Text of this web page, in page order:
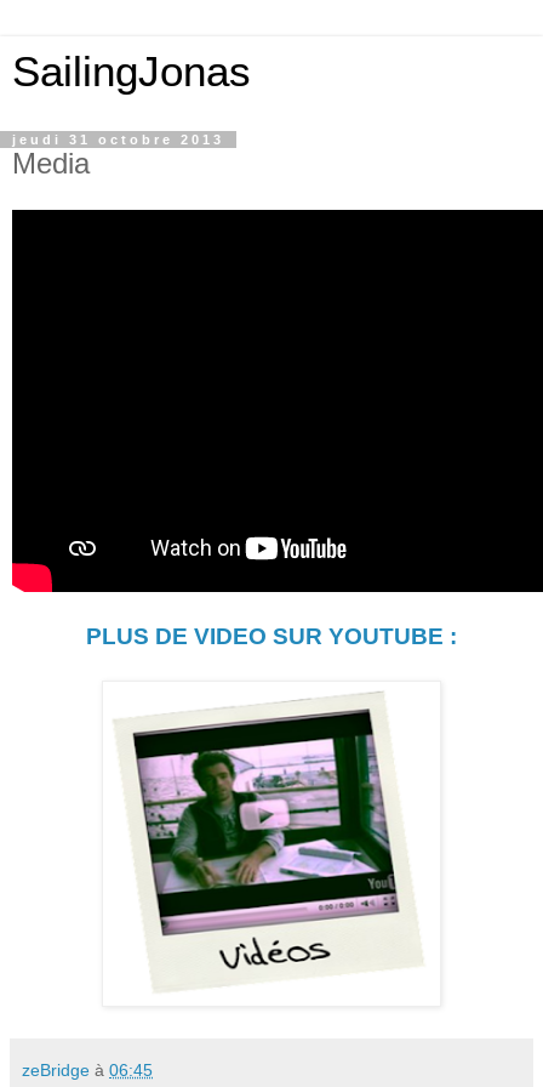
SailingJonas
jeudi 31 octobre 2013
Media
PLUS DE VIDEO SUR YOUTUBE :
zeBridge à 06:45